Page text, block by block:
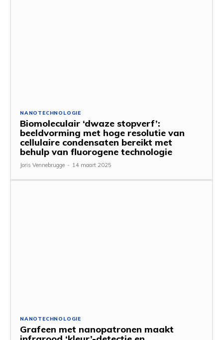
NANOTECHNOLOGIE
Biomoleculair ‘dwaze stopverf’:
beeldvorming met hoge resolutie van
cellulaire condensaten bereikt met
behulp van fluorogene technologie
Joris Vennebrugge - 14 maart 2025
NANOTECHNOLOGIE
Grafeen met nanopatronen maakt